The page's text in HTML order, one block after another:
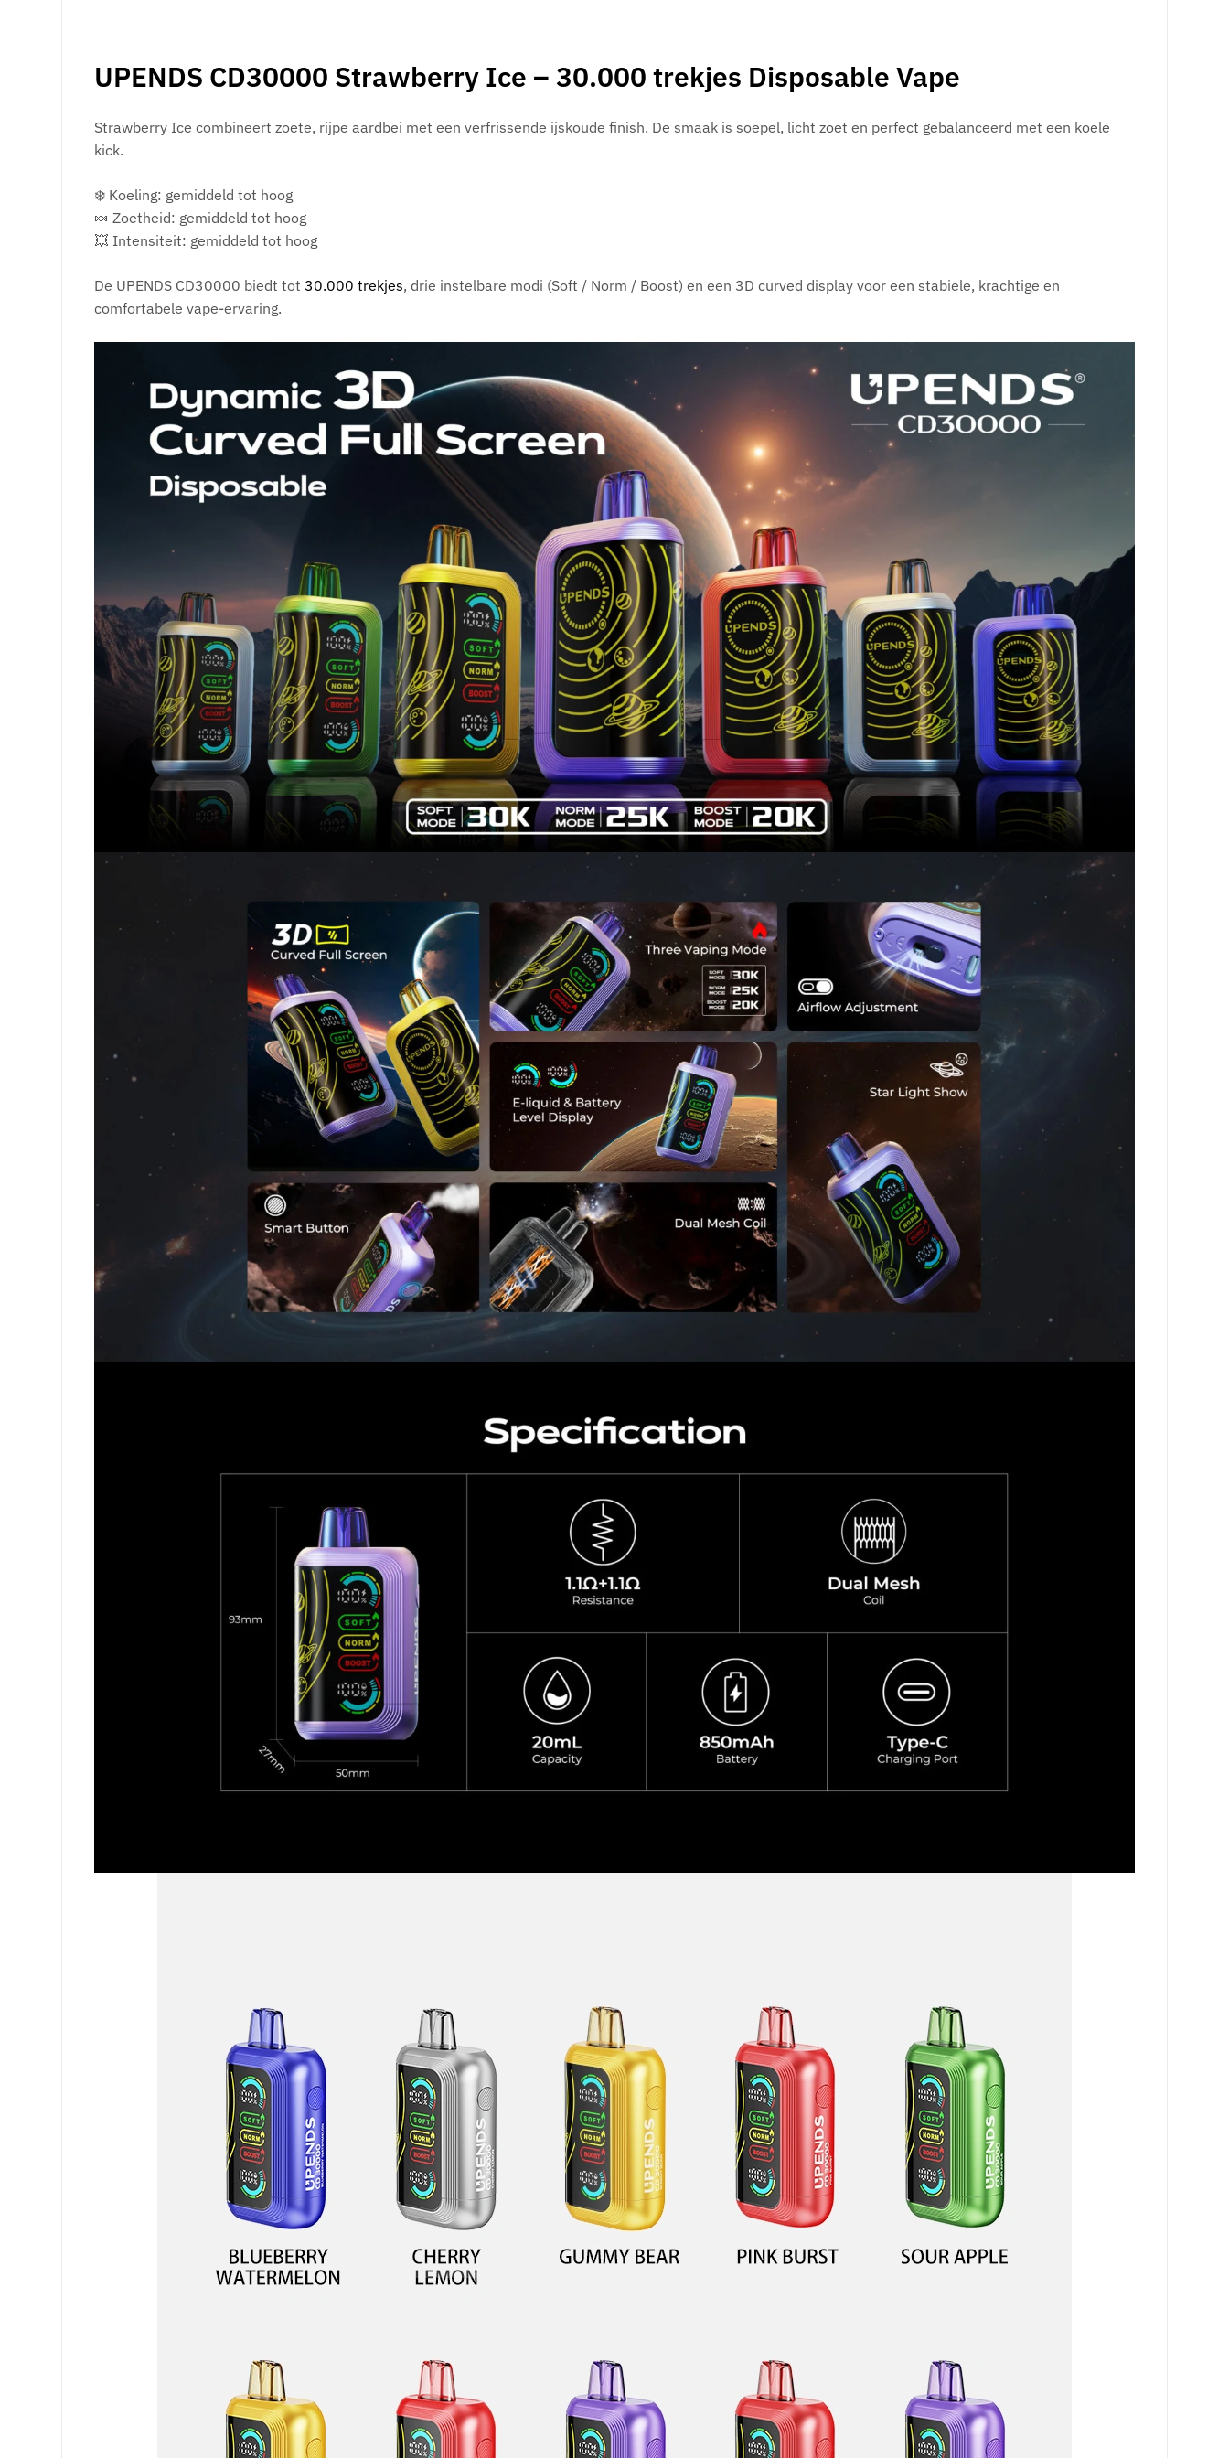
UPENDS CD30000 Strawberry Ice – 30.000 trekjes Disposable Vape
Strawberry Ice combineert zoete, rijpe aardbei met een verfrissende ijskoude finish. De smaak is soepel, licht zoet en perfect gebalanceerd met een koele
kick.
❄️ Koeling: gemiddeld tot hoog
🍬 Zoetheid: gemiddeld tot hoog
💥 Intensiteit: gemiddeld tot hoog
De UPENDS CD30000 biedt tot 30.000 trekjes, drie instelbare modi (Soft / Norm / Boost) en een 3D curved display voor een stabiele, krachtige en
comfortabele vape-ervaring.